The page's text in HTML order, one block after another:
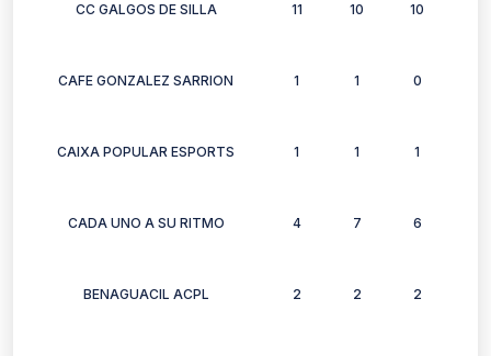
CC GALGOS DE SILLA 11 10 10
CAFE GONZALEZ SARRION 1 1 0
CAIXA POPULAR ESPORTS 1 1 1
CADA UNO A SU RITMO 4 7 6
BENAGUACIL ACPL 2 2 2